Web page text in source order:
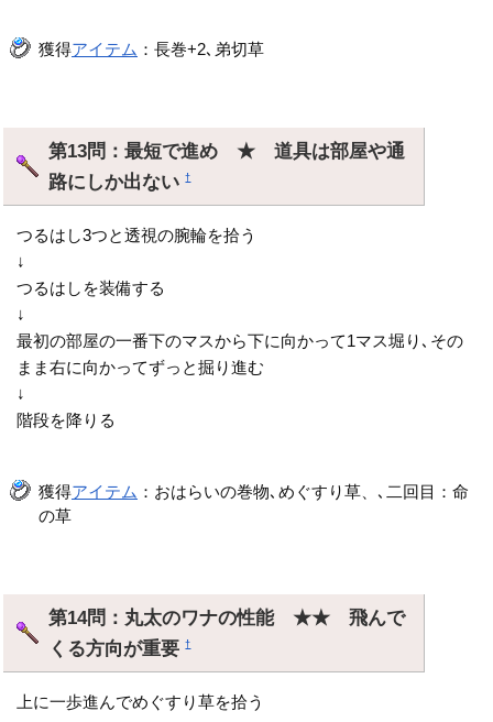
獲得アイテム ：長巻+2､弟切草
第13問：最短で進め ★ 道具は部屋や通
路にしか出ない†
つるはし3つと透視の腕輪を拾う
↓
つるはしを装備する
↓
最初の部屋の一番下のマスから下に向かって1マス堀り､その
まま右に向かってずっと掘り進む
↓
階段を降りる
獲得アイテム ：おはらいの巻物､めぐすり草、､二回目：命
の草
第14問：丸太のワナの性能 ★★ 飛んで
くる方向が重要†
上に一歩進んでめぐすり草を拾う